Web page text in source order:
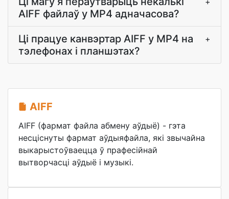
AIFF файлаў у MP4 адначасова?
Ці працуе канвэртар AIFF у MP4 на
тэлефонах і планшэтах?
+
AIFF
AIFF (фармат файла абмену аўдыё) - гэта
несціснуты фармат аўдыяфайла, які звычайна
выкарыстоўваецца ў прафесійнай
вытворчасці аўдыё і музыкі.